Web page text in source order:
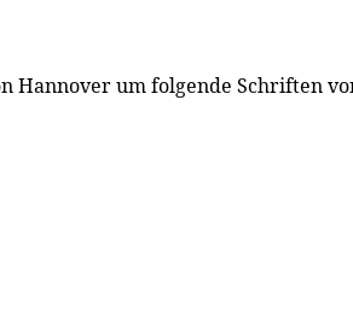
Hannover um folgende Schriften